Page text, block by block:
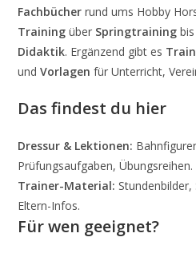
Fachbücher rund ums Hobby
Training über Springtraining
Didaktik. Ergänzend gibt es
undVorlagen für Unterricht,
Das findest du hier
Dressur & Lektionen:
Prüfungsaufgaben, Übungsreihen.
Trainer-Material:
Eltern-Infos.
Für wen geeignet?